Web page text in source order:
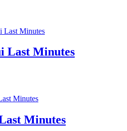
Last Minutes
Minutes